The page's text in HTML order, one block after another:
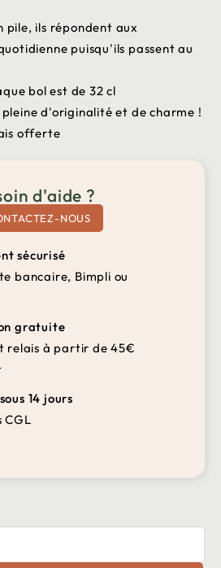
pile, ils répondent aux
puisqu'ils passent au
bol est de 32 cl
pleine d'originalité et de charme !
offerte
d'aide ?
NOUS
sécurisé
bancaire, Bimpli ou
gratuite
relais à partir de 45€
14 jours
CGL